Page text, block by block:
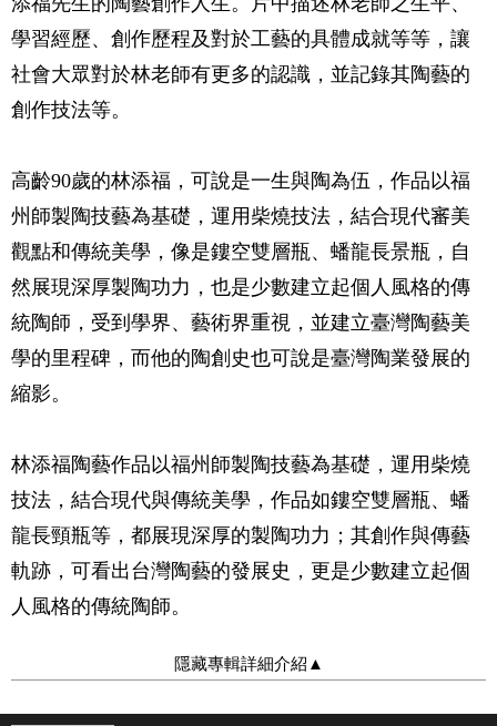
學習經歷、創作歷程及對於工藝的具體成就等等，讓
社會大眾對於林老師有更多的認識，並記錄其陶藝的
創作技法等。
高齡90歲的林添福，可說是一生與陶為伍，作品以福
州師製陶技藝為基礎，運用柴燒技法，結合現代審美
觀點和傳統美學，像是鏤空雙層瓶、蟠龍長景瓶，自
然展現深厚製陶功力，也是少數建立起個人風格的傳
統陶師，受到學界、藝術界重視，並建立臺灣陶藝美
學的里程碑，而他的陶創史也可說是臺灣陶業發展的
縮影。
林添福陶藝作品以福州師製陶技藝為基礎，運用柴燒
技法，結合現代與傳統美學，作品如鏤空雙層瓶、蟠
龍長頸瓶等，都展現深厚的製陶功力；其創作與傳藝
軌跡，可看出台灣陶藝的發展史，更是少數建立起個
人風格的傳統陶師。
隱藏專輯詳細介紹 ▲